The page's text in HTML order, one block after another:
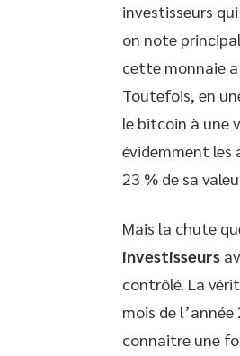
investisseurs
on note
cette monnaie
Toutefois, en
le bitcoin à une
évidemment les
23 % de sa
Mais la chute
investisseurs
contrôlé. La
mois de
connaitre une